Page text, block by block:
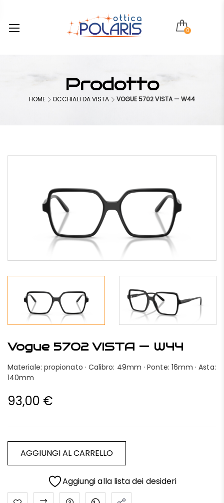
0
Prodotto
HOME OCCHIALI DA VISTA VOGUE 5702 VISTA — W44
Vogue 5702 VISTA — W44
Materiale: propionato · Calibro: 49mm · Ponte: 16mm · Asta:
140mm
93,00 €
AGGIUNGI AL CARRELLO
Aggiungi alla lista dei desideri